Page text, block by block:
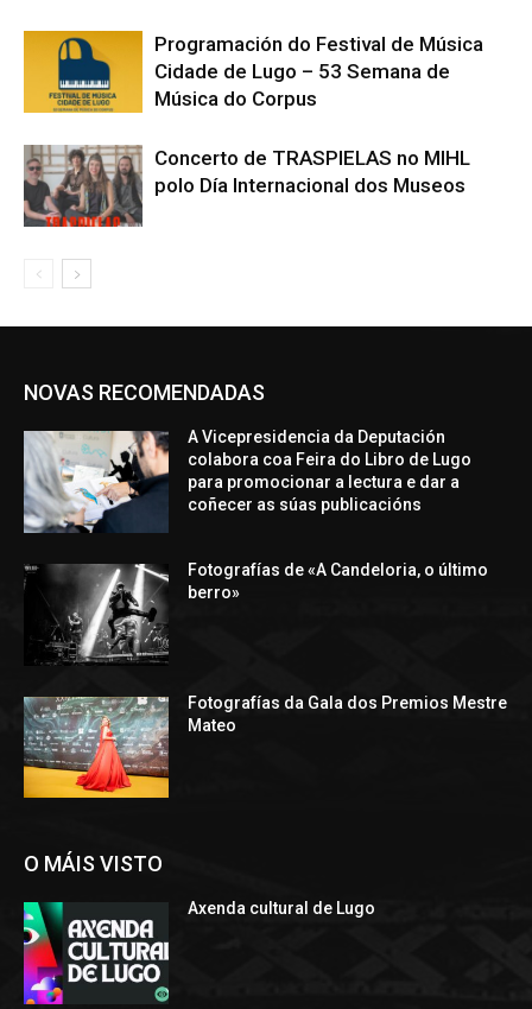
Programación do Festival de Música
Cidade de Lugo – 53 Semana de
Música do Corpus
Concerto de TRASPIELAS no MIHL
polo Día Internacional dos Museos
NOVAS RECOMENDADAS
A Vicepresidencia da Deputación
colabora coa Feira do Libro de Lugo
para promocionar a lectura e dar a
coñecer as súas publicacións
Fotografías de «A Candeloria, o último
berro»
Fotografías da Gala dos Premios Mestre
Mateo
O MÁIS VISTO
Axenda cultural de Lugo